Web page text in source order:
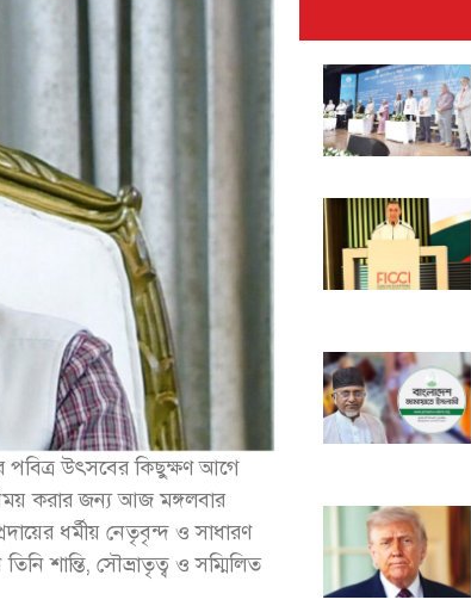
পবিত্র উৎসবের কিছুক্ষণ আগে
করার জন্য আজ মঙ্গলবার
ধর্মীয় নেতৃবৃন্দ ও সাধারণ
শান্তি, সৌভ্রাতৃত্ব ও সম্মিলিত